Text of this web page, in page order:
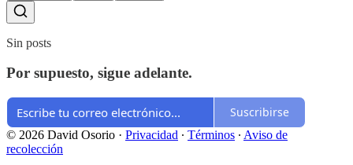
Sin posts
Por supuesto, sigue adelante.
Suscribirse
© 2026 David Osorio · Privacidad ∙ Términos ∙ Aviso de
recolección